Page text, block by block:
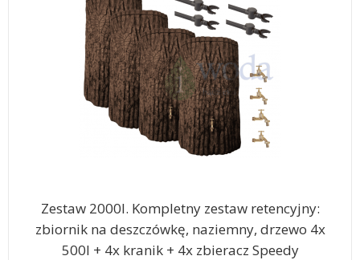
Zestaw 2000l. Kompletny zestaw retencyjny:
zbiornik na deszczówkę, naziemny, drzewo 4x
500l + 4x kranik + 4x zbieracz Speedy